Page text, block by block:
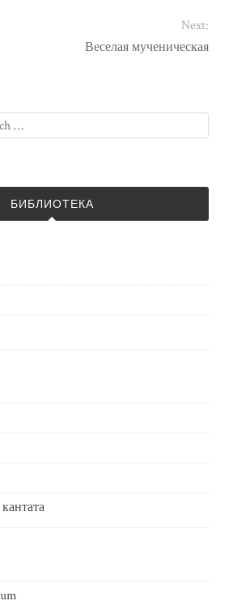
Next:
Веселая мученическая
БИБЛИОТЕКА